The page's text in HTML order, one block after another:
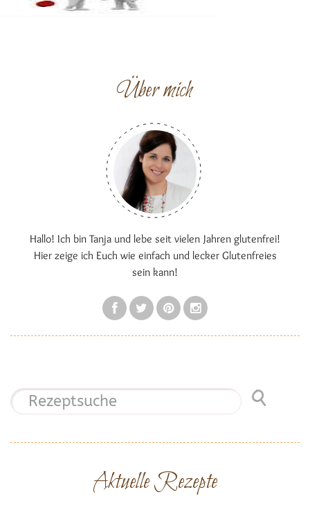
Über mich
Hallo! Ich bin Tanja und lebe seit vielen Jahren glutenfrei!
Hier zeige ich Euch wie einfach und lecker Glutenfreies
sein kann!
Aktuelle Rezepte